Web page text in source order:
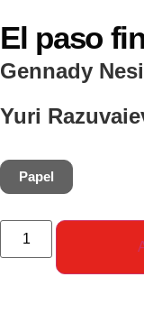
El paso
Gennady
Yuri
Papel